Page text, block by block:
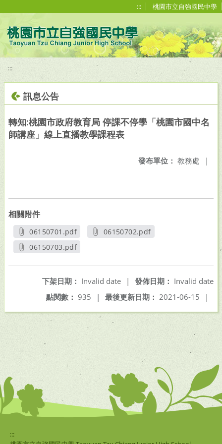
::: 桃園市立自強國民中學
:::
訊息公告
轉知:桃園市政府教育局 停課不停學「桃園市國中名
師講座」線上直播教學課程表
發布單位： 教務處 |
相關附件
06150701.pdf
另開新視窗
06150702.pdf
06150703.pdf
發佈日期： Invalid date
下架日期： Invalid date
|
最後更新日期： 2021-06-15 |
點閱數： 935 |
:::